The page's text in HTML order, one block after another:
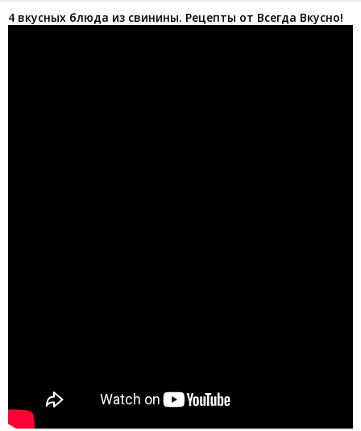
4 вкусных блюда из свинины. Рецепты от Всегда Вкусно!